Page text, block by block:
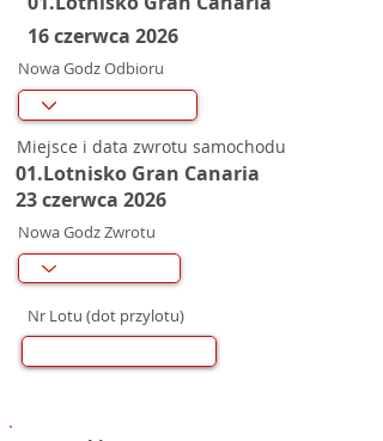
16 czerwca 2026
Nowa Godz Odbioru
Miejsce i data zwrotu samochodu
01.Lotnisko Gran Canaria
23 czerwca 2026
Nowa Godz Zwrotu
Nr Lotu (dot przylotu)